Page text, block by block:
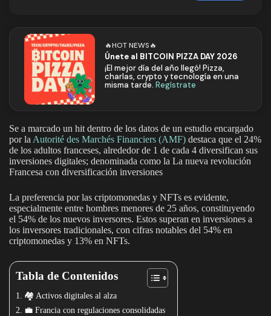
🔥HOT NEWS🔥
Únete al BITCOIN PIZZA DAY 2026
¡El mejor día del año llegó! Pizza,
charlas, crypto y tecnología en una
misma tarde.Regístrate
Se a marcado un hit dentro de los datos de un estudio encargado
por laAutorité des Marchés Financiers (AMF) destaca que el 24%
de los adultos franceses, alrededor de 1 de cada 4 diversifican sus
inversiones digitales; denominada como la La nueva revolución
Francesa con diversificación inversiones
La preferencia por las criptomonedas y NFTs es evidente,
especialmente entre hombres menores de 25 años, constituyendo
el 54% de los nuevos inversores. Estos superan en inversiones a
los inversores tradicionales, con cifras notables del 54% en
criptomonedas y 13% en NFTs.
Tabla de Contenidos
🏘️ Activos digitales al alza
💼 Francia con regulaciones consolidadas